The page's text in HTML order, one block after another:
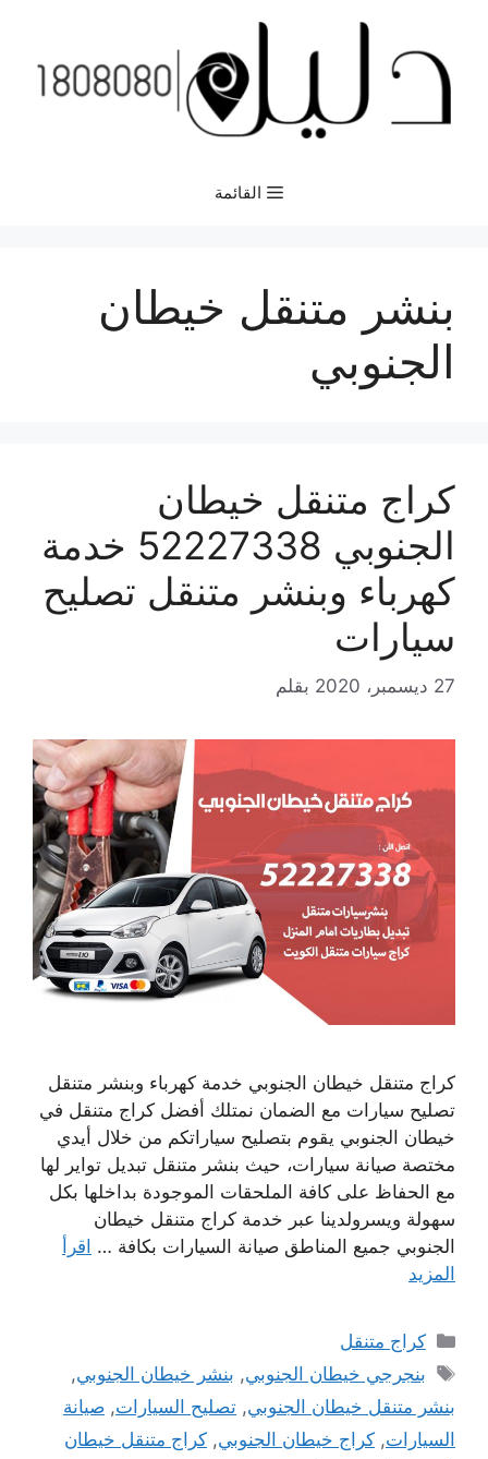
المحتوى
القائمة
بنشر متنقل خيطان
الجنوبي
كراج متنقل خيطان
الجنوبي 52227338 خدمة
كهرباء وبنشر متنقل تصليح
سيارات
27 ديسمبر، 2020 بقلم
كراج متنقل خيطان الجنوبي خدمة كهرباء وبنشر متنقل
تصليح سيارات مع الضمان نمتلك أفضل كراج متنقل في
خيطان الجنوبي يقوم بتصليح سياراتكم من خلال أيدي
مختصة صيانة سيارات، حيث بنشر متنقل تبديل تواير لها
مع الحفاظ على كافة الملحقات الموجودة بداخلها بكل
سهولة ويسرولدينا عبر خدمة كراج متنقل خيطان
الجنوبي جميع المناطق صيانة السيارات بكافة … اقرأ
المزيد
التصنيفات
كراج متنقل
الوسوم
بنجرجي خيطان الجنوبي, بنشر خيطان الجنوبي,
بنشر متنقل خيطان الجنوبي, تصليح السيارات, صيانة
السيارات, كراج خيطان الجنوبي, كراج متنقل خيطان